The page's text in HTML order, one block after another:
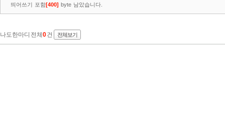
띄어쓰기 포함[400] byte 남았습니다.
나도한마디 전체 0건 전체보기